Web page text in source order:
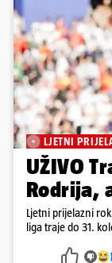
LJETNI
UŽIVO
Rodrija,
Ljetni prijelazni
liga traje do 31.